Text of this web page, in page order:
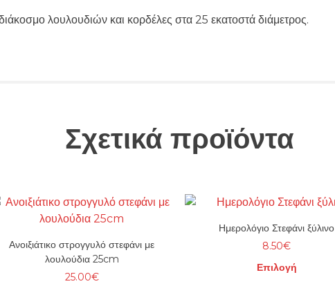
λουλουδιών και κορδέλες στα 25 εκατοστά διάμετρος.
Σχετικά προϊόντα
Ανοιξιάτικο στρογγυλό στεφάνι με
λουλούδια 25cm
25.00€
Ημερολόγιο Στεφάνι ξύλινο
8.50€
Επιλογή